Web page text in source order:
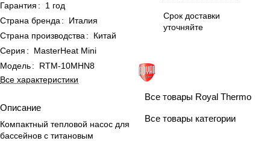
Гарантия :
1 год
Страна бренда :
Италия
Страна производства :
Китай
Серия :
MasterHeat Mini
Модель:
RTM-10MHN8
Все характеристики
Описание
Компактный тепловой насос для
бассейнов с титановым
Срок доставки
уточняйте
Все товары Royal Thermo
Все товары категории